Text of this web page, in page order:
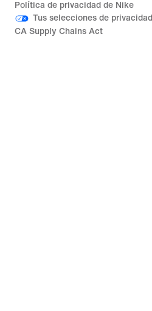
Política de privacidad de Nike
Tus selecciones de privacidad
CA Supply Chains Act